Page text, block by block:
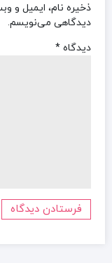
ذخیره نام، ایمیل و
دیدگاهی می‌نویسم.
دیدگاه *